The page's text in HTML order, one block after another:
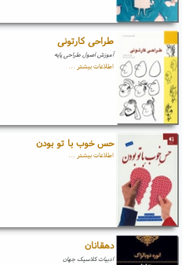
طراحی کارتونی
آموزش اصول طراحی پایه
اطلاعات بیشتر ...
حس خوب با تو بودن
اطلاعات بیشتر ...
دهقانان
ادبیات کلاسیک جهان